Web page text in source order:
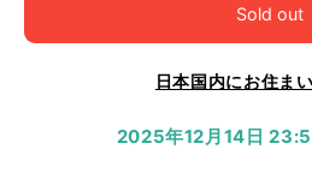
Sold out
日本国内にお住ま
2025年12月14日